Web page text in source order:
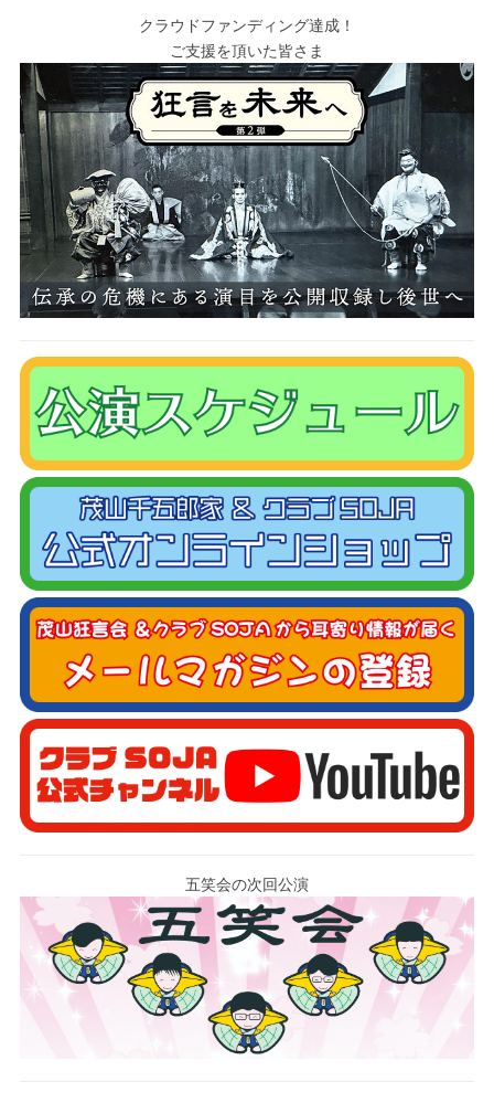
クラウドファンディング達成！
ご支援を頂いた皆さま
五笑会の次回公演